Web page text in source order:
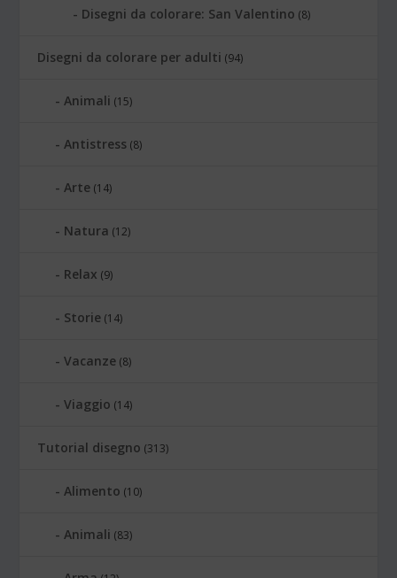
Disegni da colorare: San Valentino (8)
Disegni da colorare per adulti (94)
Animali (15)
Antistress (8)
Arte (14)
Natura (12)
Relax (9)
Storie (14)
Vacanze (8)
Viaggio (14)
Tutorial disegno (313)
Alimento (10)
Animali (83)